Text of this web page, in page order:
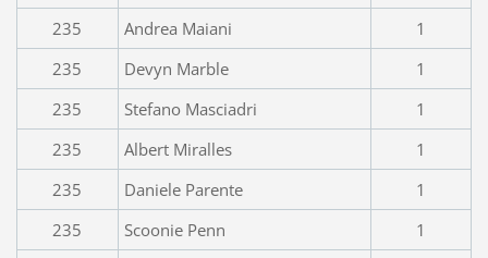
235
Andrea Maiani
1
235
Devyn Marble
1
235
Stefano Masciadri
1
235
Albert Miralles
1
235
Daniele Parente
1
235
Scoonie Penn
1